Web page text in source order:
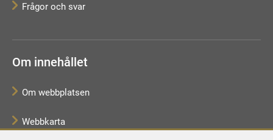
Frågor och svar
Om innehållet
Om webbplatsen
Webbkarta